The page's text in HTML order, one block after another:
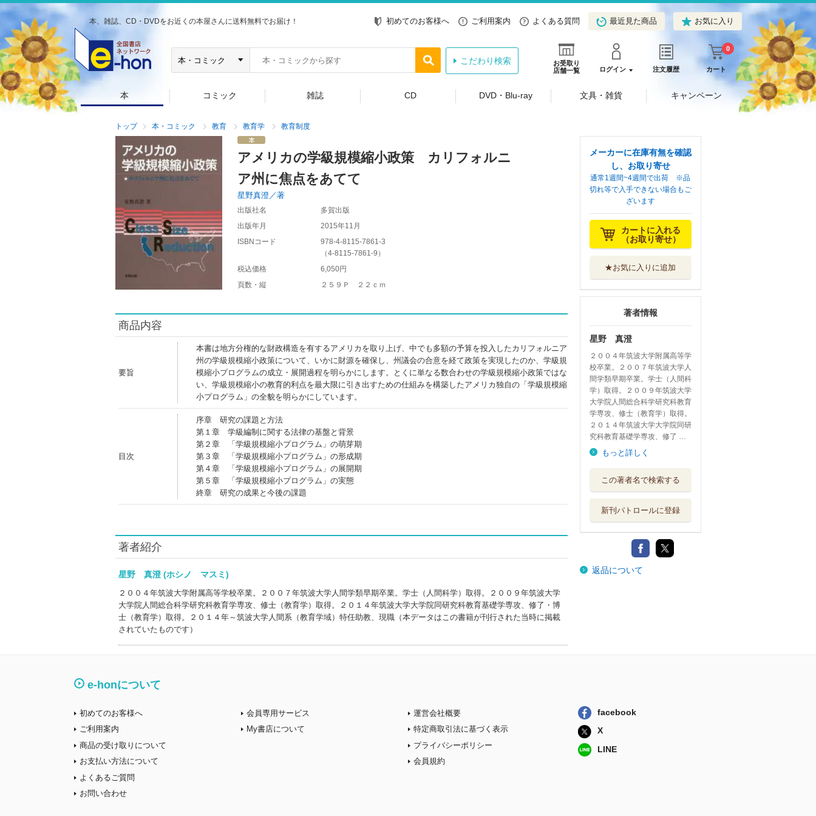
本、雑誌、CD・DVDをお近くの本屋さんに送料無料でお届け！ 初めてのお客様へ ご利用案内 よくある質問 最近見た商品 お気に入り
お受取り
店舗一覧
ログイン 注文履歴 カート
0
こだわり検索
本 コミック 雑誌 CD DVD・Blu-ray 文具・雑貨 キャンペーン
トップ 本・コミック 教育 教育学 教育制度
アメリカの学級規模縮小政策 カリフォルニ
ア州に焦点をあてて
星野真澄／著
出版社名
多賀出版
出版年月
2015年11月
ISBNコード
978-4-8115-7861-3
（4-8115-7861-9 ）
税込価格
6,050円
頁数・縦
２５９Ｐ ２２ｃｍ
商品内容
要旨
本書は地方分権的な財政構造を有するアメリカを取り上げ、中でも多額の予算を投入したカリフォルニア
州の学級規模縮小政策について、いかに財源を確保し、州議会の合意を経て政策を実現したのか、学級規
模縮小プログラムの成立・展開過程を明らかにします。とくに単なる数合わせの学級規模縮小政策ではな
い、学級規模縮小の教育的利点を最大限に引き出すための仕組みを構築したアメリカ独自の「学級規模縮
小プログラム」の全貌を明らかにしています。
目次
序章 研究の課題と方法
第１章 学級編制に関する法律の基盤と背景
第２章 「学級規模縮小プログラム」の萌芽期
第３章 「学級規模縮小プログラム」の形成期
第４章 「学級規模縮小プログラム」の展開期
第５章 「学級規模縮小プログラム」の実態
終章 研究の成果と今後の課題
著者紹介
星野 真澄 (ホシノ マスミ)
２００４年筑波大学附属高等学校卒業。２００７年筑波大学人間学類早期卒業。学士（人間科学）取得。２００９年筑波大学
大学院人間総合科学研究科教育学専攻、修士（教育学）取得。２０１４年筑波大学大学院同研究科教育基礎学専攻、修了・博
士（教育学）取得。２０１４年～筑波大学人間系（教育学域）特任助教、現職（本データはこの書籍が刊行された当時に掲載
されていたものです）
メーカーに在庫有無を確認
し、お取り寄せ
通常1週間~4週間で出荷 ※品
切れ等で入手できない場合もご
ざいます
カートに入れる
（お取り寄せ）
★お気に入りに追加
著者情報
星野 真澄
２００４年筑波大学附属高等学
校卒業。２００７年筑波大学人
間学類早期卒業。学士（人間科
学）取得。２００９年筑波大学
大学院人間総合科学研究科教育
学専攻、修士（教育学）取得。
２０１４年筑波大学大学院同研
究科教育基礎学専攻、修了 …
もっと詳しく
この著者名で検索する
新刊パトロールに登録
返品について
e-honについて
初めてのお客様へ
ご利用案内
商品の受け取りについて
お支払い方法について
よくあるご質問
お問い合わせ
会員専用サービス
My書店について
運営会社概要
特定商取引法に基づく表示
プライバシーポリシー
会員規約
facebook
X
LINE